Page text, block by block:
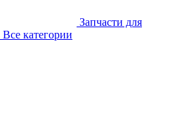
Запчасти для
Все категории